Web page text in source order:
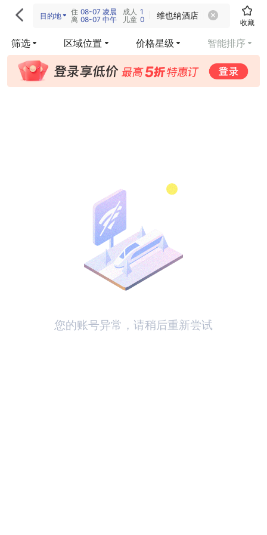
 目的地 住 08-07 凌晨
离 08-07 中午
成人 1
儿童 0 维也纳酒店
收藏
筛选 区域位置 价格星级 智能排序
您的账号异常，请稍后重新尝试